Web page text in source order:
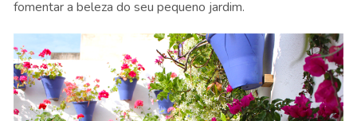
fomentar a beleza do seu pequeno jardim.